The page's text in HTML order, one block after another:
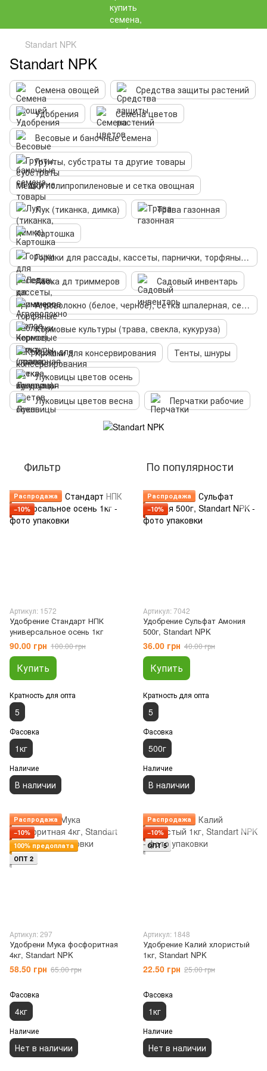
Standart NPK
Standart NPK
Семена овощей
Средства защиты растений
Удобрения
Семена цветов
Весовые и баночные семена
Грунты, субстраты та другие товары
Мешки полипропиленовые и сетка овощная
Лук (тиканка, димка)
Трава газонная
Картошка
Горшки для рассады, кассеты, парнички, торфяные таблетки
Леска дл триммеров
Садовый инвентарь
Агроволокно (белое, черное), сетка шпалерная, сетка вольерная
Кормовые культуры (трава, свекла, кукуруза)
Кришки для консервирования
Тенты, шнуры
Луковицы цветов осень
Луковицы цветов весна
Перчатки рабочие
Фильтр По популярности
Распродажа
−10%
Артикул: 1572
Удобрение Стандарт НПК
универсальное осень 1кг
90.00 грн 100.00 грн
Купить
Кратность для опта
5
Фасовка
1кг
Наличие
В наличии
Распродажа
−10%
Артикул: 7042
Удобрение Сульфат Амония
500г, Standart NPK
36.00 грн 40.00 грн
Купить
Кратность для опта
5
Фасовка
500г
Наличие
В наличии
Распродажа
−10%
100% предоплата
ОПТ 2
Артикул: 297
Удобрени Мука фосфоритная
4кг, Standart NPK
58.50 грн 65.00 грн
Фасовка
4кг
Наличие
Нет в наличии
Распродажа
−10%
ОПТ 5
Артикул: 1848
Удобрение Калий хлористый
1кг, Standart NPK
22.50 грн 25.00 грн
Фасовка
1кг
Наличие
Нет в наличии